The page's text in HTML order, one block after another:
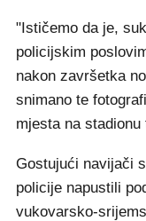
"Ističemo da je,
policijskim
nakon završetka
snimano te
mjesta na
Gostujući navijači
policije napustili
vukovarsko-